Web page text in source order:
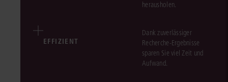
herausholen.
EFFIZIENT
Dank zuverlässiger
Recherche-Ergebnisse
sparen Sie viel Zeit und
Aufwand.